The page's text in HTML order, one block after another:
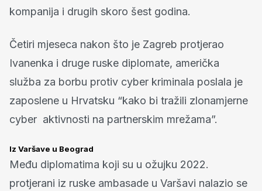
kompanija i drugih skoro šest godina.
Četiri mjeseca nakon što je Zagreb protjerao
Ivanenka i druge ruske diplomate, američka
služba za borbu protiv cyber kriminala poslala je
zaposlene u Hrvatsku “kako bi tražili zlonamjerne
cyber aktivnosti na partnerskim mrežama”.
Iz Varšave u Beograd
Među diplomatima koji su u ožujku 2022.
protjerani iz ruske ambasade u Varšavi nalazio se